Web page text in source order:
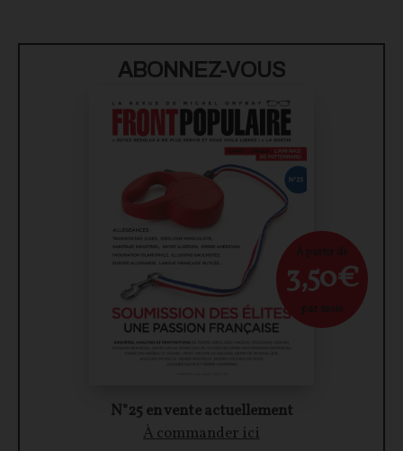
ABONNEZ-VOUS
N°25 en vente actuellement
À commander ici
À partir de
3,50€
par mois